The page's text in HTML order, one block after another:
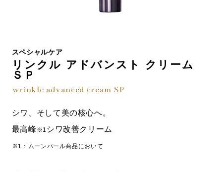
スペシャルケア
リンクル アドバンスト クリーム
ＳＰ
wrinkle advanced cream SP
シワ、そして美の核心へ。
最高峰 ※1 シワ改善クリーム
※1：ムーンパール商品において